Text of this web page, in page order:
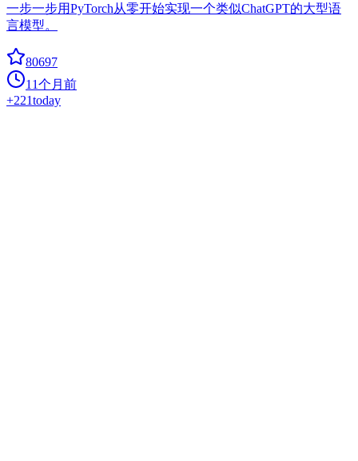
一步一步用PyTorch从零开始实现一个类似ChatGPT的大型语
言模型。
80697
11个月前
+221today